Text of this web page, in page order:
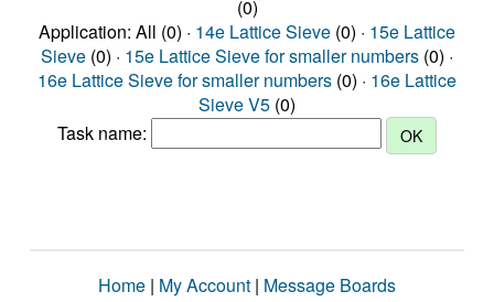
(0)
Application: All (0) · 14e Lattice Sieve (0) · 15e Lattice
Sieve (0) · 15e Lattice Sieve for smaller numbers (0) ·
16e Lattice Sieve for smaller numbers (0) · 16e Lattice
Sieve V5 (0)
Task name:
Home | My Account | Message Boards